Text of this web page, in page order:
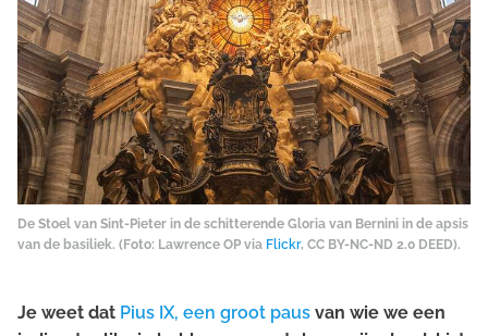
De Stoel van Sint-Pieter in de schitterende Gloria van Bernini in de apsis
van de basiliek. (Foto: Lawrence OP via Flickr, CC BY-NC-ND 2.0 DEED).
Je weet dat Pius IX, een groot paus van wie we een